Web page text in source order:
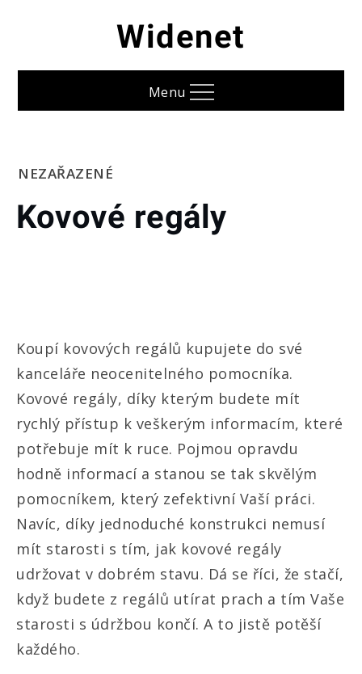
Widenet
Menu
Home
regály
NEZAŘAZENÉ
Kovové regály
Koupí kovových regálů kupujete do své
kanceláře neocenitelného pomocníka.
Kovové regály, díky kterým budete mít
rychlý přístup k veškerým informacím, které
potřebuje mít k ruce. Pojmou opravdu
hodně informací a stanou se tak skvělým
pomocníkem, který zefektivní Vaší práci.
Navíc, díky jednoduché konstrukci nemusí
mít starosti s tím, jak kovové regály
udržovat v dobrém stavu. Dá se říci, že stačí,
když budete z regálů utírat prach a tím Vaše
starosti s údržbou končí. A to jistě potěší
každého.